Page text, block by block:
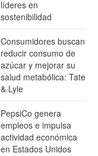
líderes en
sostenibilidad
Consumidores buscan
reducir consumo de
azúcar y mejorar su
salud metabólica: Tate
& Lyle
PepsiCo genera
empleos e impulsa
actividad económica
en Estados Unidos